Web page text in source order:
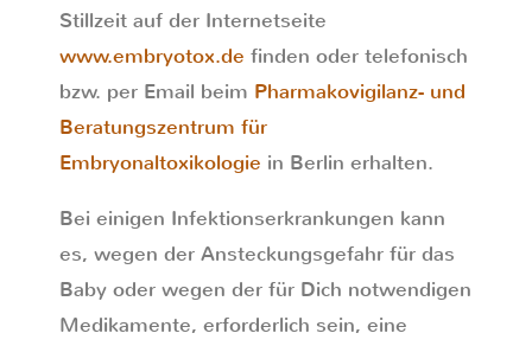
Stillzeit auf der Internetseite
www.embryotox.de finden oder telefonisch
bzw. per Email beim Pharmakovigilanz- und
Beratungszentrum für
Embryonaltoxikologie in Berlin erhalten.
Bei einigen Infektionserkrankungen kann
es, wegen der Ansteckungsgefahr für das
Baby oder wegen der für Dich notwendigen
Medikamente, erforderlich sein, eine